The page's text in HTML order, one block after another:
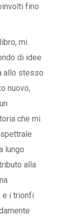
fino
mi
di idee
allo stesso
nuovo,
che mi
lungo
alla
e i trionfi